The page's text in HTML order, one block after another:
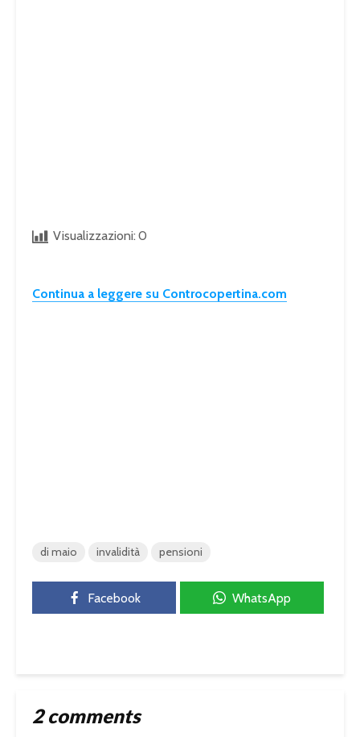
Visualizzazioni: 0
Continua a leggere su Controcopertina.com
di maio invalidità pensioni
Facebook WhatsApp
2 comments